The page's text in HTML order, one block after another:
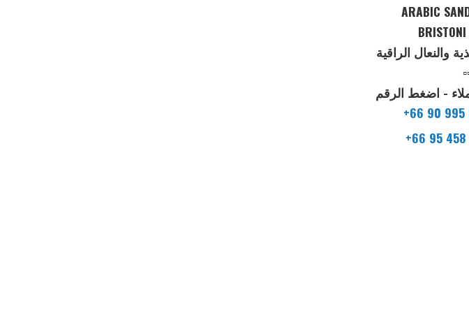
ARABIC
والنعال الراقية
- اضغط الرقم
+66 90 995
+66 95 458